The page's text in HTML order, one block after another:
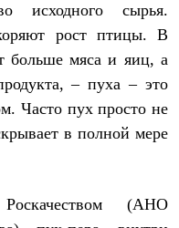
исходного сырья.
рост птицы. В
больше мяса и яиц, а
– пуха – это
Часто пух просто не
в полной мере
(АНО